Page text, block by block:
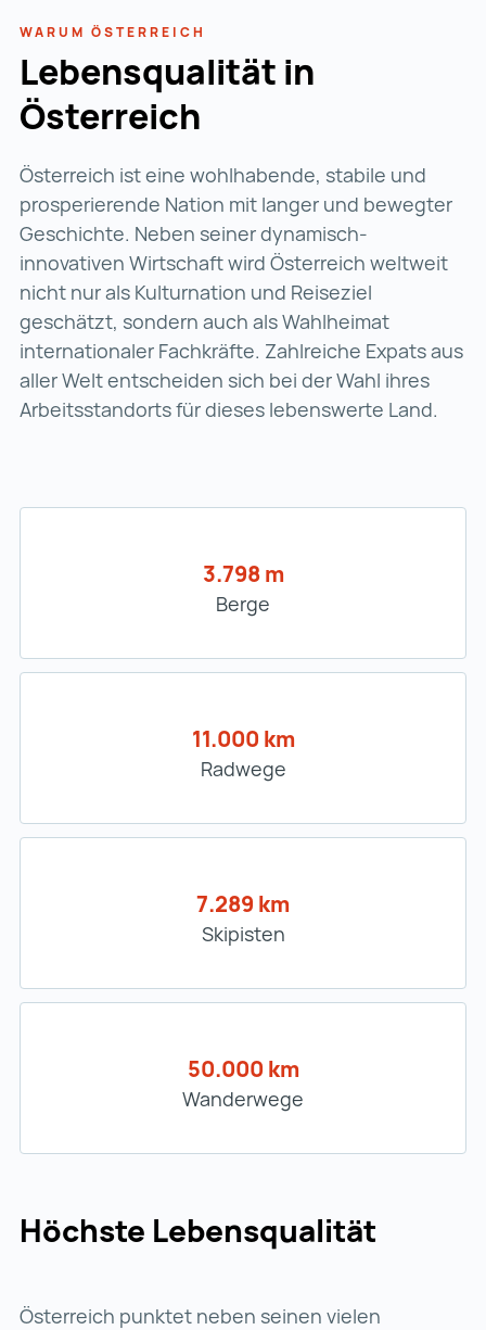
WARUM ÖSTERREICH
Lebensqualität in
Österreich
Österreich ist eine wohlhabende, stabile und
prosperierende Nation mit langer und bewegter
Geschichte. Neben seiner dynamisch-
innovativen Wirtschaft wird Österreich weltweit
nicht nur als Kulturnation und Reiseziel
geschätzt, sondern auch als Wahlheimat
internationaler Fachkräfte. Zahlreiche Expats aus
aller Welt entscheiden sich bei der Wahl ihres
Arbeitsstandorts für dieses lebenswerte Land.
3.798 m
Berge
11.000 km
Radwege
7.289 km
Skipisten
50.000 km
Wanderwege
Höchste Lebensqualität
Österreich punktet neben seinen vielen